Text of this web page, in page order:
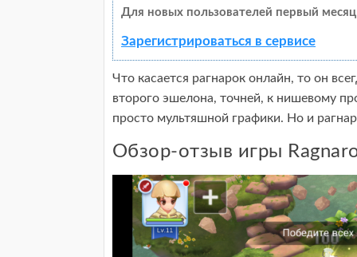
Для новых пользователей первый
Зарегистрироваться в сервисе
Что касается рагнарок онлайн, то он
второго эшелона, точней, к нишевому
просто мультяшной графики. Но и
Обзор-отзыв игры